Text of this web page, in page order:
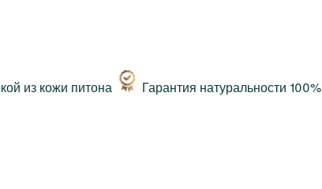
Гарантия натуральности 100%